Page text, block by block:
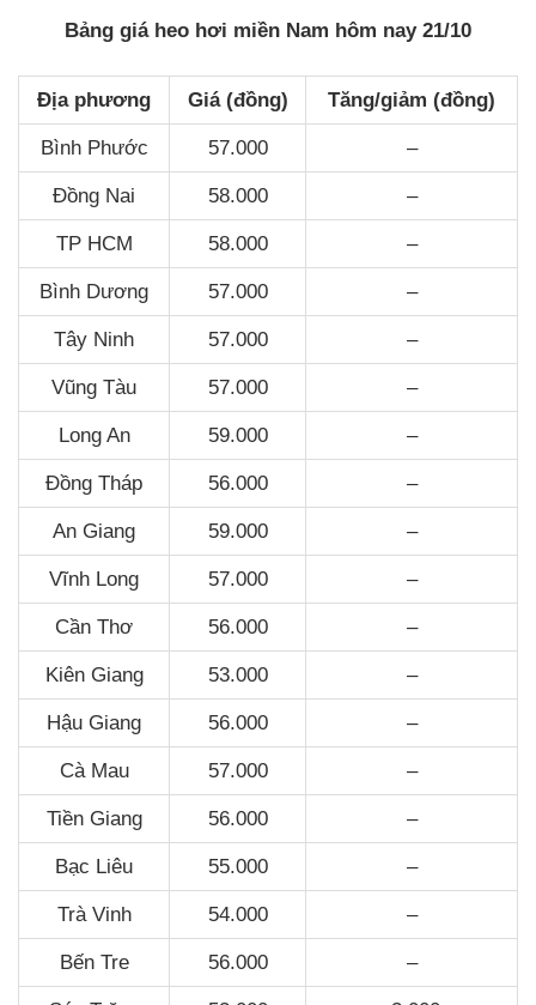
Bảng giá heo hơi miền Nam hôm nay 21/10
Địa phương Giá (đồng) Tăng/giảm (đồng)
Bình Phước 57.000 –
Đồng Nai 58.000 –
TP HCM 58.000 –
Bình Dương 57.000 –
Tây Ninh 57.000 –
Vũng Tàu 57.000 –
Long An 59.000 –
Đồng Tháp 56.000 –
An Giang 59.000 –
Vĩnh Long 57.000 –
Cần Thơ 56.000 –
Kiên Giang 53.000 –
Hậu Giang 56.000 –
Cà Mau 57.000 –
Tiền Giang 56.000 –
Bạc Liêu 55.000 –
Trà Vinh 54.000 –
Bến Tre 56.000 –